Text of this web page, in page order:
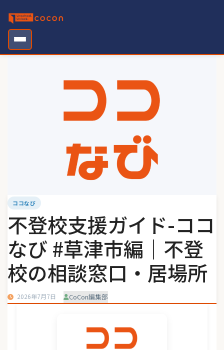
content
ココなび
不登校支援ガイド-ココ
なび #草津市編｜不登
校の相談窓口・居場所
2026年7月7日 CoCon編集部